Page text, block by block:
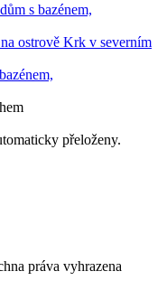
s bazénem,
přeloženy.
práva vyhrazena